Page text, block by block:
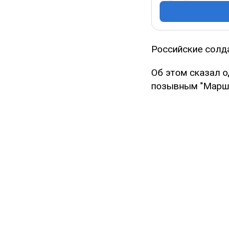
Российские
Об этом сказал
позывным